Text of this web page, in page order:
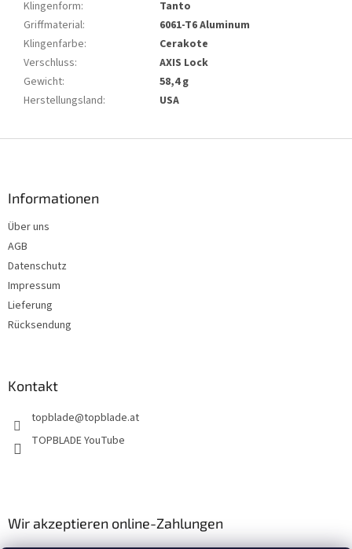
Klingenform:
Tanto
Griffmaterial:
6061-T6 Aluminum
Klingenfarbe:
Cerakote
Verschluss:
AXIS Lock
Gewicht:
58,4 g
Herstellungsland: USA
Informationen
Über uns
AGB
Datenschutz
Impressum
Lieferung
Rücksendung
Kontakt
topblade@topblade.at
TOPBLADE YouTube
Wir akzeptieren online-Zahlungen